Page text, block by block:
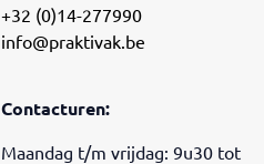
+32 (0)14-277990
info@praktivak.be
Contacturen:
Maandag t/m vrijdag: 9u30 tot